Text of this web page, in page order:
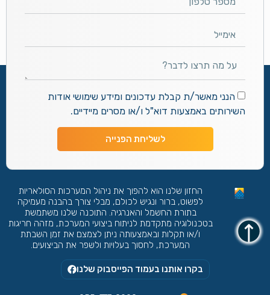
הנני מאשר/ת קבלת עדכונים ומידע שימושי אודות
השירותים באמצעות דוא"ל ו/או מסרים מיידיים.
לשליחת הפנייה
החזון שלנו הוא להפוך את ניהול המערכות הסולאריות
לפשוט, ברור ונגיש לכולם, מבלי צורך בהבנה מעמיקה
בתורת החשמל והאנרגיה. התוכנה שלנו משתמשת
בטכנולוגיה מתקדמת לניתוח ביצועי המערכת, מזהה חריגות
ו/או תקלות ובאמצעותה ניתן לצמצם את זמן השבתת
המערכת, לחסוך בעלויות ולשפר את הביצועים.
בקרו אותנו בעמוד הפייסבוק שלנו